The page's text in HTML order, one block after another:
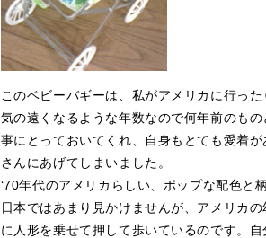
このベビーバギーは、私がアメリカに行っ
気の遠くなるような年数なので何年前のも
事にとっておいてくれ、自身もとても愛着
さんにあげてしまいました。
‘70年代のアメリカらしい、ポップな配色と
日本ではあまり見かけませんが、アメリカ
に人形を乗せて押して歩いているのです。